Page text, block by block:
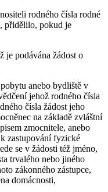
rodného čísla rodné
přidělilo, pokud je
je podávána žádost o
anebo bydliště v
jehož rodného čísla
čísla žádost jeho
na základě zvláštní
zmocnitele, anebo
zastupování fyzické
se v žádosti též jméno,
trvalého nebo jiného
zákonného zástupce,
domácnosti,